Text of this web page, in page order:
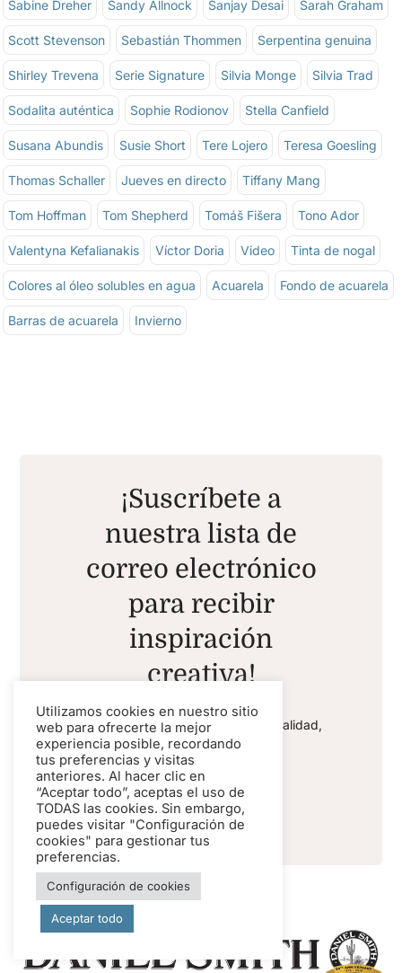
Sabine Dreher Sandy Allnock Sanjay Desai Sarah Graham
Scott Stevenson Sebastián Thommen Serpentina genuina
Shirley Trevena Serie Signature Silvia Monge Silvia Trad
Sodalita auténtica Sophie Rodionov Stella Canfield
Susana Abundis Susie Short Tere Lojero Teresa Goesling
Thomas Schaller Jueves en directo Tiffany Mang
Tom Hoffman Tom Shepherd Tomáš Fišera Tono Ador
Valentyna Kefalianakis Víctor Doria Video Tinta de nogal
Colores al óleo solubles en agua Acuarela Fondo de acuarela
Barras de acuarela Invierno
¡Suscríbete a
nuestra lista de
correo electrónico
para recibir
inspiración
creativa!
Solo te enviaremos contenido de calidad,
nada de spam.
SUSCRIBIR
Utilizamos cookies en nuestro sitio
web para ofrecerte la mejor
experiencia posible, recordando
tus preferencias y visitas
anteriores. Al hacer clic en
“Aceptar todo”, aceptas el uso de
TODAS las cookies. Sin embargo,
puedes visitar "Configuración de
cookies" para gestionar tus
preferencias.
Configuración de cookies
Aceptar todo